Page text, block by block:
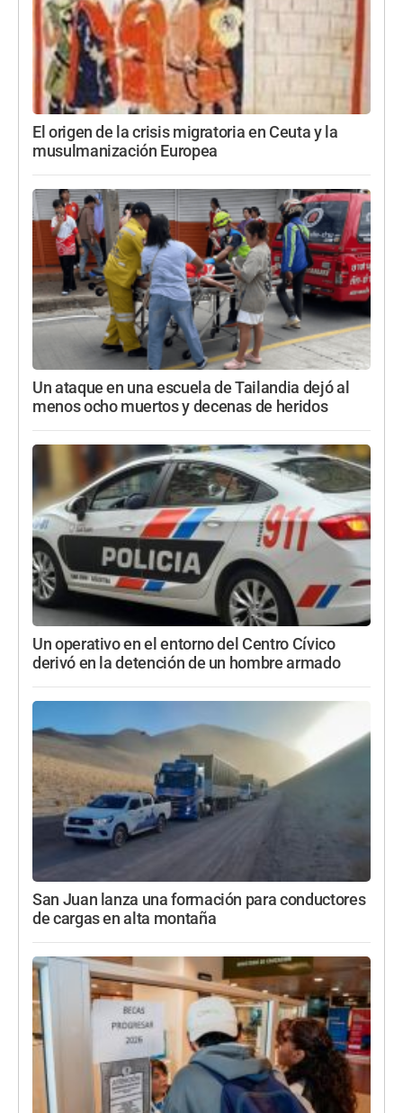
El origen de la crisis migratoria en Ceuta y la
musulmanización Europea
Un ataque en una escuela de Tailandia dejó al
menos ocho muertos y decenas de heridos
Un operativo en el entorno del Centro Cívico
derivó en la detención de un hombre armado
San Juan lanza una formación para conductores
de cargas en alta montaña